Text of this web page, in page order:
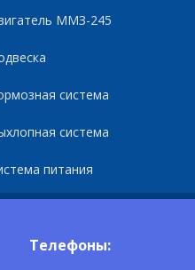
ММЗ-245
система
система
питания
Телефоны: